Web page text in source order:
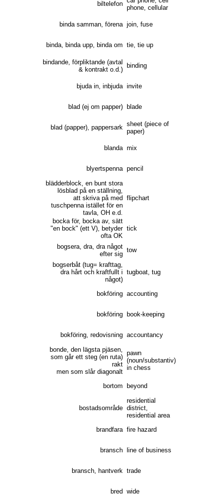
biltelefon
phone, cellular
binda samman, förena join, fuse
binda, binda upp, binda om tie, tie up
bindande, förpliktande (avtal
& kontrakt o.d.)
binding
bjuda in, inbjuda invite
blad (ej om papper) blade
blad (papper), pappersark sheet (piece of
paper)
blanda mix
blyertspenna pencil
blädderblock, en bunt stora
lösblad på en ställning,
att skriva på med
tuschpenna istället för en
tavla, OH e.d.
flipchart
bocka för, bocka av, sätt
"en bock" (ett V), betyder
ofta OK
tick
bogsera, dra, dra något
efter sig
tow
bogserbåt (tug= krafttag,
dra hårt och kraftfullt i
något)
tugboat, tug
bokföring accounting
bokföring book-keeping
bokföring, redovisning accountancy
bonde, den lägsta pjäsen,
som går ett steg (en ruta)
rakt
men som slår diagonalt
pawn
(noun/substantiv)
in chess
bortom beyond
bostadsområde
residential
district,
residential area
brandfara fire hazard
bransch line of business
bransch, hantverk trade
bred wide